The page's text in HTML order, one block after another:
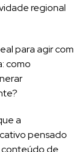
regional
para agir com
como
a
pensado
conteúdo de